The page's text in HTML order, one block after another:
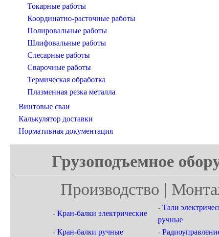
Токарные работы
Координатно-расточные работы
Полировальные работы
Шлифовальные работы
Слесарные работы
Сварочные работы
Термическая обработка
Плазменная резка металла
Винтовые сваи
Калькулятор доставки
Нормативная документация
Грузоподъемное
Производство |
- Кран-балки электрические
- Тали
ручные
- Кран-балки ручные -